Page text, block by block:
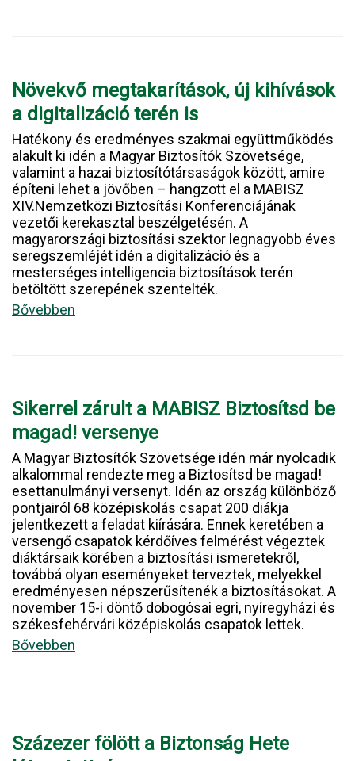
Növekvő megtakarítások, új kihívások
a digitalizáció terén is
Hatékony és eredményes szakmai együttműködés
alakult ki idén a Magyar Biztosítók Szövetsége,
valamint a hazai biztosítótársaságok között, amire
építeni lehet a jövőben – hangzott el a MABISZ
XIV.Nemzetközi Biztosítási Konferenciájának
vezetői kerekasztal beszélgetésén. A
magyarországi biztosítási szektor legnagyobb éves
seregszemléjét idén a digitalizáció és a
mesterséges intelligencia biztosítások terén
betöltött szerepének szentelték.
Bővebben
Sikerrel zárult a MABISZ Biztosítsd be
magad! versenye
A Magyar Biztosítók Szövetsége idén már nyolcadik
alkalommal rendezte meg a Biztosítsd be magad!
esettanulmányi versenyt. Idén az ország különböző
pontjairól 68 középiskolás csapat 200 diákja
jelentkezett a feladat kiírására. Ennek keretében a
versengő csapatok kérdőíves felmérést végeztek
diáktársaik körében a biztosítási ismeretekről,
továbbá olyan eseményeket terveztek, melyekkel
eredményesen népszerűsítenék a biztosításokat. A
november 15-i döntő dobogósai egri, nyíregyházi és
székesfehérvári középiskolás csapatok lettek.
Bővebben
Százezer fölött a Biztonság Hete